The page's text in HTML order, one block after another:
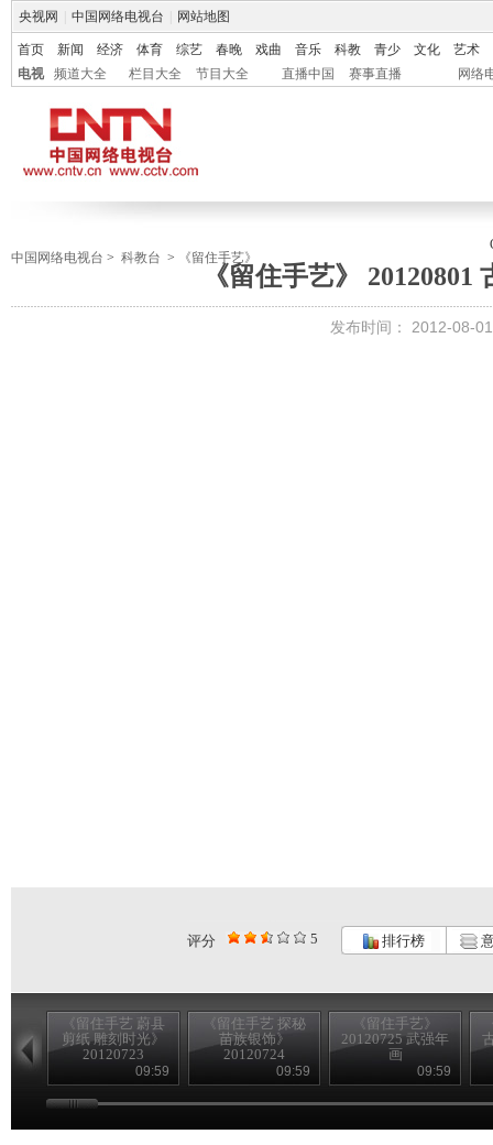
央视网 中国网络电视台 网站地图
首页 新闻 经济 体育 综艺 春晚 戏曲 音乐 科教 青少 文化
艺术
电视
频道大全 栏目大全 节目大全 直播中国 赛事直播 网络
中国网络电视台 > 科教台 > 《留住手艺》
《留住手艺》 20120801
发布时间： 2012-08-
评分 5 排行榜
《留住手艺 蔚县
剪纸 雕刻时光》
20120723
09:59
《留住手艺 探秘
苗族银饰》
20120724
09:59
《留住手艺》
20120725 武强年
画
09:59